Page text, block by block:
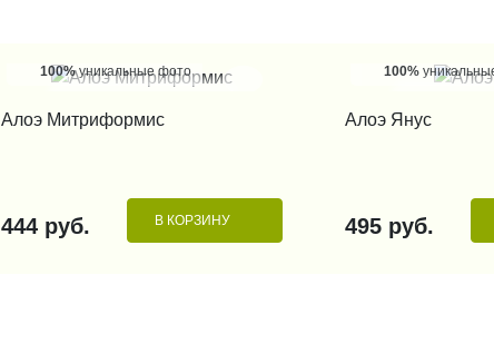
100%уникальные фото
Алоэ Митриформис
444 руб. В КОРЗИНУ
100%
Алоэ Янус
495 руб.